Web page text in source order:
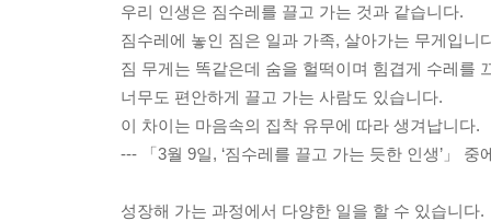
우리 인생은 짐수레를 끌고 가는 것과 같습니다.
짐수레에 놓인 짐은 일과 가족, 살아가는 무게입니
짐 무게는 똑같은데 숨을 헐떡이며 힘겹게 수레를
너무도 편안하게 끌고 가는 사람도 있습니다.
이 차이는 마음속의 집착 유무에 따라 생겨납니다.
--- 「3월 9일, ‘짐수레를 끌고 가는 듯한 인생’」 중
성장해 가는 과정에서 다양한 일을 할 수 있습니다.